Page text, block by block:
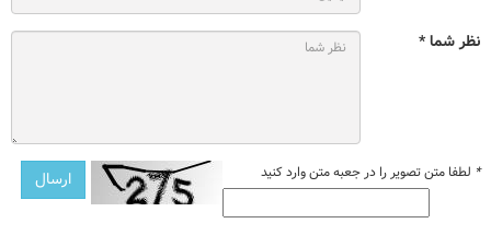
نظر شما *
* لطفا متن تصویر را در جعبه متن وارد کنید